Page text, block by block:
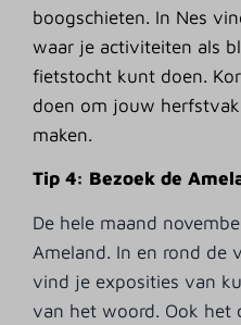
boogschieten. In Nes
waar je activiteiten als
fietstocht kunt doen.
doen om jouw
maken.
Tip 4: Bezoek de
De hele maand
Ameland. In en rond de
vind je exposities van
van het woord. Ook het